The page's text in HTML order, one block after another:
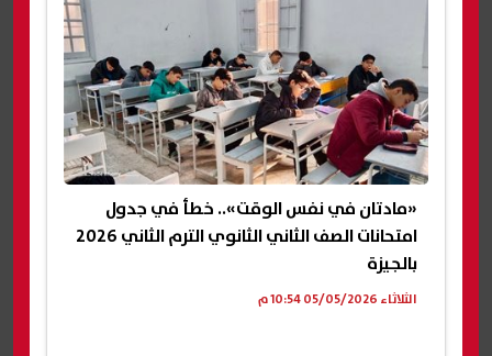
«مادتان في نفس الوقت».. خطأ في جدول
امتحانات الصف الثاني الثانوي الترم الثاني 2026
بالجيزة
الثلاثاء 05/05/2026 10:54 م